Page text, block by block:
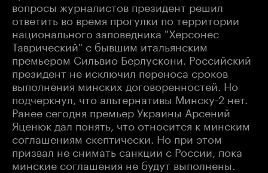
вопросы журналистов президент решил
ответить во время прогулки по территории
национального заповедника "Херсонес
Таврический" с бывшим итальянским
премьером Сильвио Берлускони. Российский
президент не исключил переноса сроков
выполнения минских договоренностей. Но
подчеркнул, что альтернативы Минску-2 нет.
Ранее сегодня премьер Украины Арсений
Яценюк дал понять, что относится к минским
соглашениям скептически. Но при этом
призвал не снимать санкции с России, пока
минские соглашения не будут выполнены.